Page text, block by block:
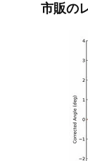
市販の